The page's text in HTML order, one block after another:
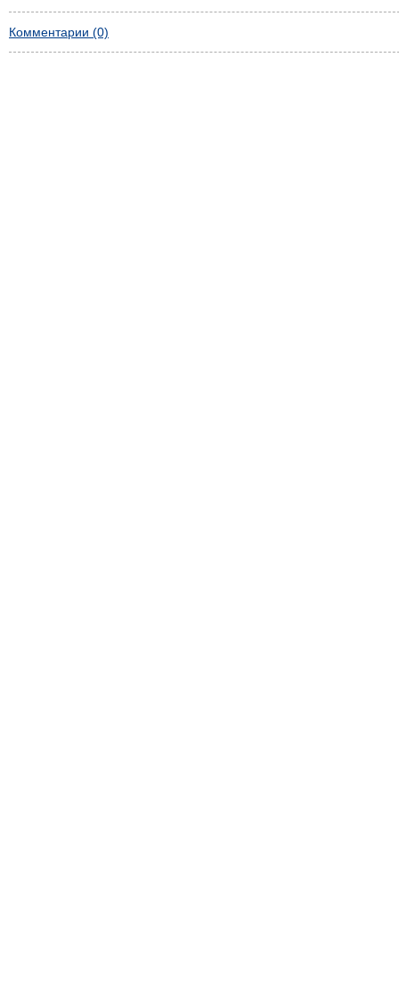
Комментарии (0)